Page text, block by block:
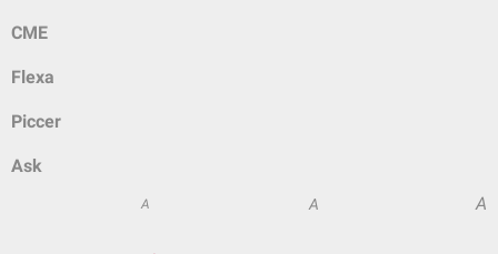
CME
Flexa
Piccer
Ask
A A A